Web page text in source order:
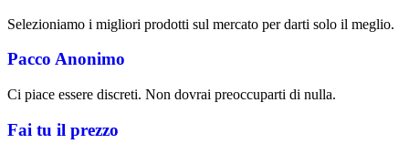
Selezioniamo i migliori prodotti sul mercato per darti solo il meglio.
Pacco Anonimo
Ci piace essere discreti. Non dovrai preoccuparti di nulla.
Fai tu il prezzo